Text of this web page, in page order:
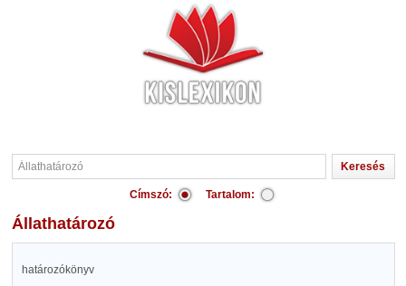
Címszó: Tartalom:
Állathatározó
határozókönyv